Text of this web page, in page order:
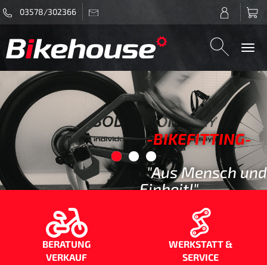
03578/302366
-BIKEFITTING-
"Aus Mensch
Einheit!"
MEHR
BERATUNG
VERKAUF
WERKSTATT &
SERVICE